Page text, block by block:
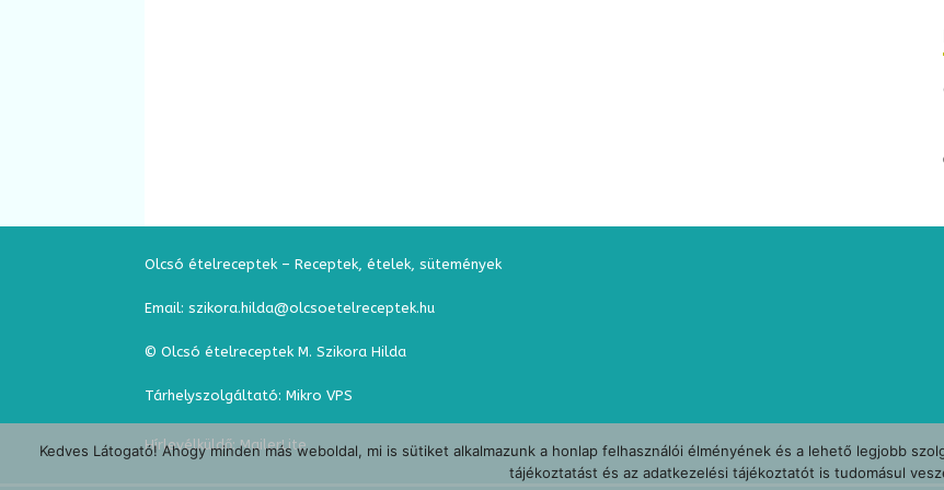
Olcsó ételreceptek – Receptek, ételek, sütemények
Email: szikora.hilda@olcsoetelreceptek.hu
© Olcsó ételreceptek M. Szikora Hilda
Tárhelyszolgáltató: Mikro VPS
Hírlevélküldő: MailerLite
Kedves Látogató! Ahogy minden más weboldal, mi is sütiket alkalmazunk a honlap felhasználói élményének és a lehető legjobb
tájékoztatást és az adatkezelési tájékoztatót is tudomásul